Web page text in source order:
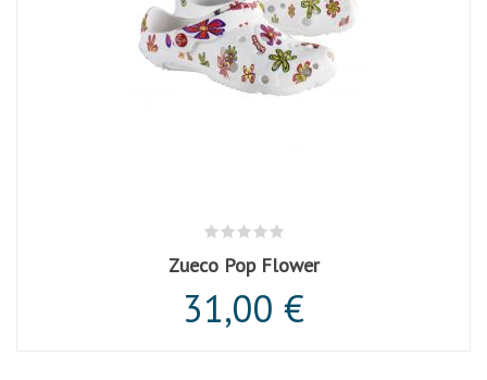
Zueco Pop Flower
31,00 €